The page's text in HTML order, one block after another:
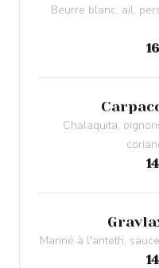
Beurre blanc, ail,
Chalaquita,
Mariné à l'anteth,